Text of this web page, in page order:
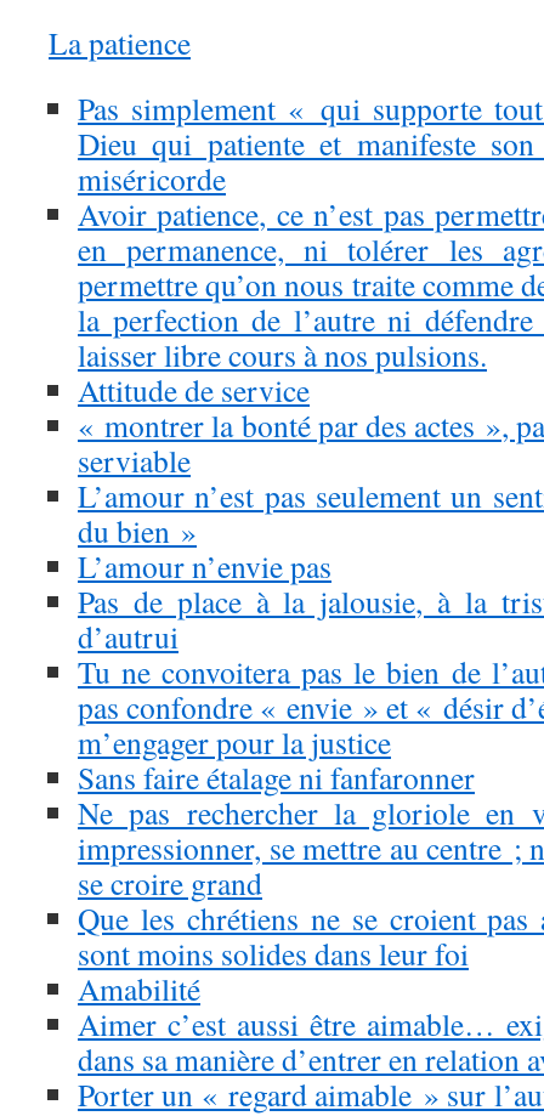
La patience
Pas simplement « qui supporte
Dieu qui patiente et manifeste
miséricorde
Avoir patience, ce n’est pas
en permanence, ni tolérer les
permettre qu’on nous traite comme
la perfection de l’autre ni
laisser libre cours à nos pulsions.
Attitude de service
« montrer la bonté par des actes »,
serviable
L’amour n’est pas seulement un
du bien »
L’amour n’envie pas
Pas de place à la jalousie, à la
d’autrui
Tu ne convoitera pas le bien de
pas confondre « envie » et « désir
m’engager pour la justice
Sans faire étalage ni fanfaronner
Ne pas rechercher la gloriole en
impressionner, se mettre au centre ;
se croire grand
Que les chrétiens ne se croient pas
sont moins solides dans leur foi
Amabilité
Aimer c’est aussi être aimable…
dans sa manière d’entrer en relation
Porter un « regard aimable » sur